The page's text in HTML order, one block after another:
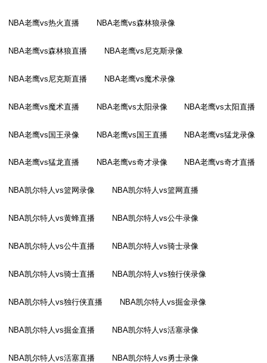
NBA老鹰vs热火直播 NBA老鹰vs森林狼录像
NBA老鹰vs森林狼直播 NBA老鹰vs尼克斯录像
NBA老鹰vs尼克斯直播 NBA老鹰vs魔术录像
NBA老鹰vs魔术直播 NBA老鹰vs太阳录像 NBA老鹰vs太阳直播
NBA老鹰vs国王录像 NBA老鹰vs国王直播 NBA老鹰vs猛龙录像
NBA老鹰vs猛龙直播 NBA老鹰vs奇才录像 NBA老鹰vs奇才直播
NBA凯尔特人vs篮网录像 NBA凯尔特人vs篮网直播
NBA凯尔特人vs黄蜂直播 NBA凯尔特人vs公牛录像
NBA凯尔特人vs公牛直播 NBA凯尔特人vs骑士录像
NBA凯尔特人vs骑士直播 NBA凯尔特人vs独行侠录像
NBA凯尔特人vs独行侠直播 NBA凯尔特人vs掘金录像
NBA凯尔特人vs掘金直播 NBA凯尔特人vs活塞录像
NBA凯尔特人vs活塞直播 NBA凯尔特人vs勇士录像